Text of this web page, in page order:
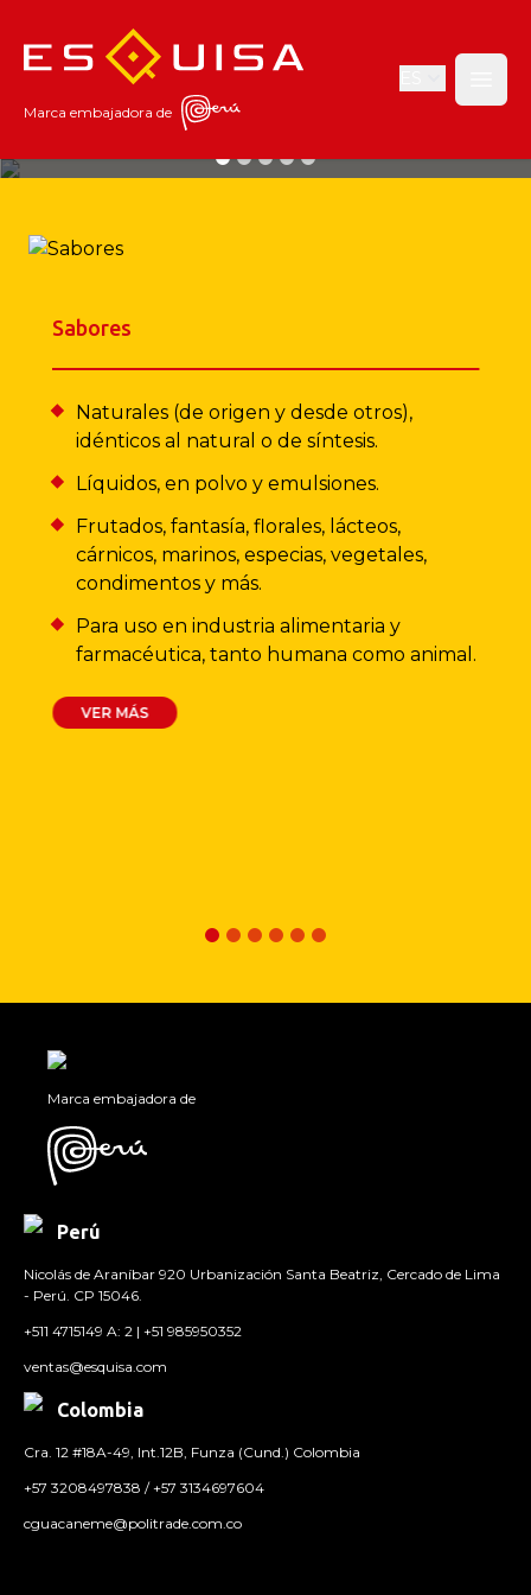
Esquisa
Marca embajadora de
Naturalmente sensoriales
Sabores
Naturales (de origen y desde otros),
idénticos al natural o de síntesis.
Líquidos, en polvo y emulsiones.
Frutados, fantasía, florales, lácteos,
cárnicos, marinos, especias, vegetales,
condimentos y más.
Para uso en industria alimentaria y
farmacéutica, tanto humana como animal.
VER MÁS
Marca embajadora de
Perú
Nicolás de Araníbar 920 Urbanización Santa Beatriz, Cercado de Lima
- Perú. CP 15046.
+511 4715149 A: 2 | +51 985950352
ventas@esquisa.com
Colombia
Cra. 12 #18A-49, Int.12B, Funza (Cund.) Colombia
+57 3208497838 / +57 3134697604
cguacaneme@politrade.com.co